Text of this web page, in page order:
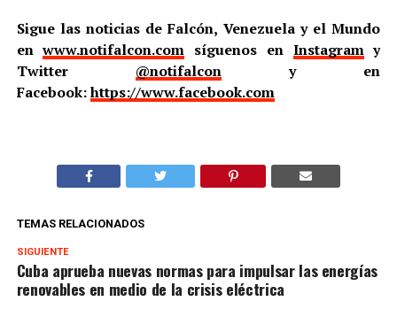
Sigue las noticias de Falcón, Venezuela y el Mundo
enwww.notifalcon.com síguenos en Instagramy
Twitter @notifalcony en
Facebook:https://www.facebook.com
TEMAS RELACIONADOS
SIGUIENTE
Cuba aprueba nuevas normas para impulsar las energías
renovables en medio de la crisis eléctrica